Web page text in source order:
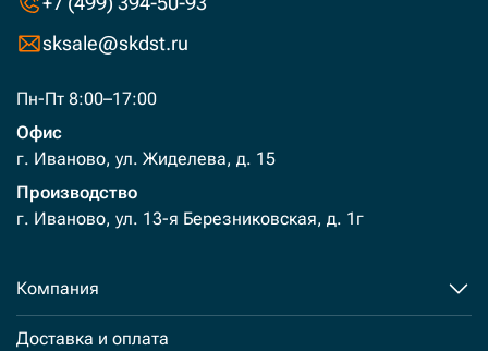
sksale@skdst.ru
Пн-Пт 8:00–17:00
Офис
г. Иваново, ул. Жиделева, д. 15
Производство
г. Иваново, ул. 13-я Березниковская, д. 1г
Компания
Доставка и оплата